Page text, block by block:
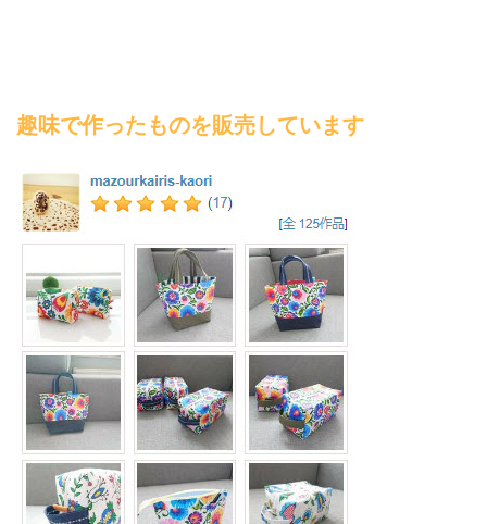
趣味で作ったものを販売しています